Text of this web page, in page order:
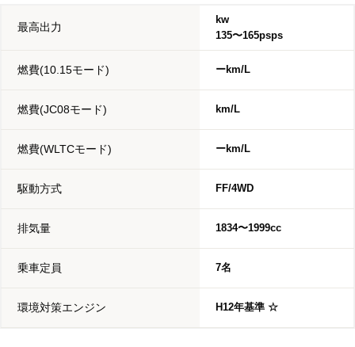
最高出力
kw
135〜165psps
燃費(10.15モード) ーkm/L
燃費(JC08モード) km/L
燃費(WLTCモード) ーkm/L
駆動方式 FF/4WD
排気量 1834〜1999cc
乗車定員 7名
環境対策エンジン H12年基準 ☆